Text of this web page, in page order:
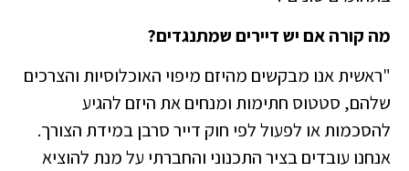
מה קורה אם יש דיירים שמתנגדים?
"ראשית אנו מבקשים מהיזם מיפוי האוכלוסיות והצרכים
שלהם, סטטוס חתימות ומנחים את היזם להגיע
להסכמות או לפעול לפי חוק דייר סרבן במידת הצורך.
אנחנו עובדים בציר התכנוני והחברתי על מנת להוציא